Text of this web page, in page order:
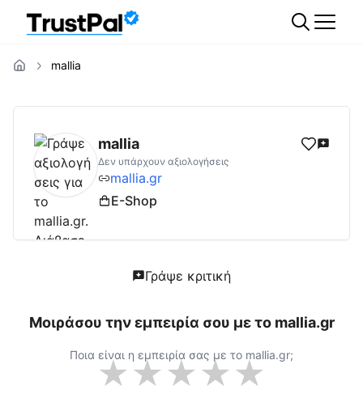
mallia
mallia.gr Αξιολογήσεις | Δες Αξιολογήσεις
mallia
Δεν υπάρχουν αξιολογήσεις
mallia.gr
E-Shop
Γράψε κριτική
Μοιράσου την εμπειρία σου με το mallia.gr
Ποια είναι η εμπειρία σας με το mallia.gr;
★★★★★